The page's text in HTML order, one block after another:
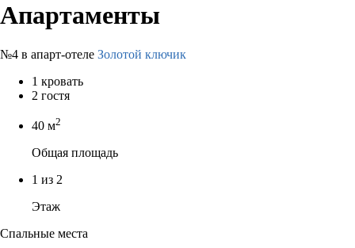
Апартаменты
№4 в апарт-отеле Золотой ключик
1 кровать
2 гостя
40 м2
Общая площадь
1 из 2
Этаж
Спальные места